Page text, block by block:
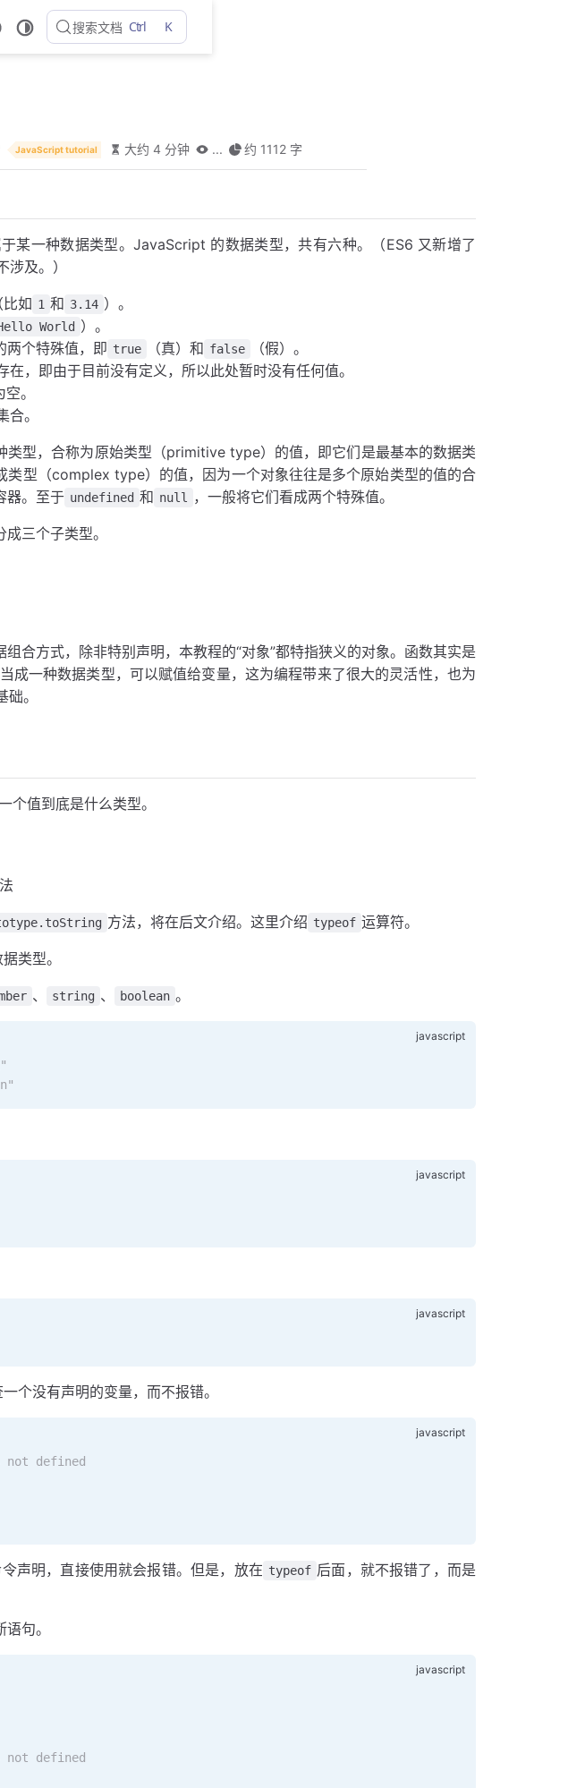
搜索文档 Ctrl K
JavaScript tutorial 大约 4 分钟 ... 约 1112 字
某一种数据类型。JavaScript 的数据类型，共有六种。（ES6 又新增了
及。）
如 1 和 3.14 ）。
World ）。
两个特殊值，即 true （真）和 false （假）。
在，即由于目前没有定义，所以此处暂时没有任何值。
。
。
类型，合称为原始类型（primitive type）的值，即它们是最基本的数据类
类型（complex type）的值，因为一个对象往往是多个原始类型的值的合
器。至于 undefined 和 null ，一般将它们看成两个特殊值。
三个子类型。
合方式，除非特别声明，本教程的“对象”都特指狭义的对象。函数其实是
成一种数据类型，可以赋值给变量，这为编程带来了很大的灵活性，也为
。
值到底是什么类型。
方法，将在后文介绍。这里介绍 typeof 运算符。
类型。
、 string 、 boolean 。
个没有声明的变量，而不报错。
defined
声明，直接使用就会报错。但是，放在 typeof 后面，就不报错了，而是
句。
defined